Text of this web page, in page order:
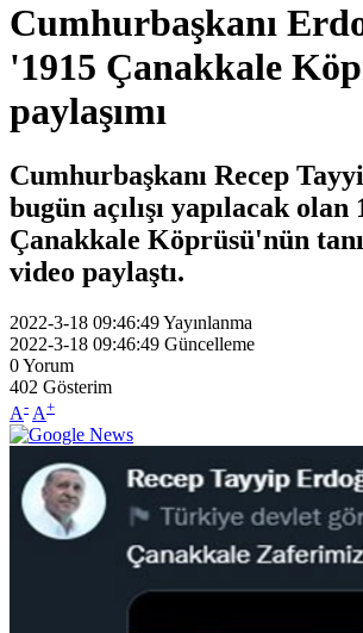
Cumhurbaşkanı
'1915 Çanakkale
paylaşımı
Cumhurbaşkanı Recep
bugün açılışı yapılacak olan
Çanakkale Köprüsü'nün
video paylaştı.
2022-3-18 09:46:49Yayınlanma
2022-3-18 09:46:49 Güncelleme
0Yorum
402 Gösterim
A- A+